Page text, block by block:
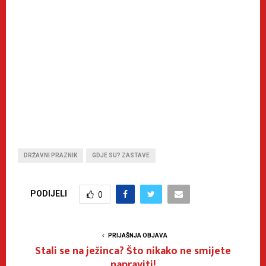
DRŽAVNI PRAZNIK GDJE SU? ZASTAVE
PODIJELI 0
PRIJAŠNJA OBJAVA
Stali se na ježinca? Što nikako ne smijete